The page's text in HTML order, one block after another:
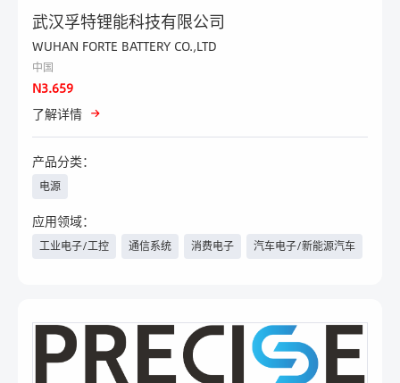
武汉孚特锂能科技有限公司
WUHAN FORTE BATTERY CO.,LTD
中国
N3.659
了解详情
产品分类：
电源
应用领域：
工业电子/工控 通信系统 消费电子
汽车电子/新能源汽车